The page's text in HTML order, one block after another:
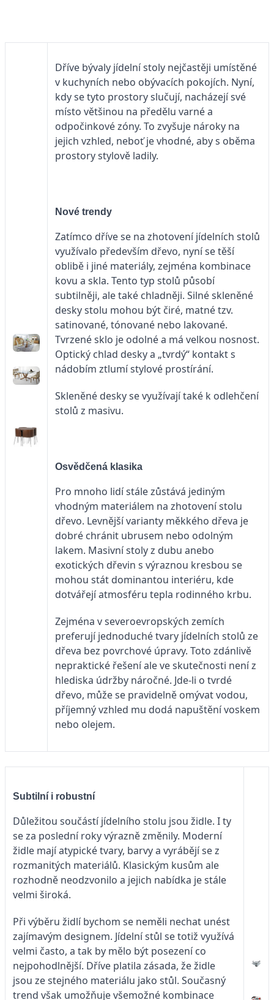
Dříve bývaly jídelní stoly nejčastěji umístěné
v kuchyních nebo obývacích pokojích. Nyní,
kdy se tyto prostory slučují, nacházejí své
místo většinou na předělu varné a
odpočinkové zóny. To zvyšuje nároky na
jejich vzhled, neboť je vhodné, aby s oběma
prostory stylově ladily.
Nové trendy
Zatímco dříve se na zhotovení jídelních stolů
využívalo především dřevo, nyní se těší
oblibě i jiné materiály, zejména kombinace
kovu a skla. Tento typ stolů působí
subtilněji, ale také chladněji. Silné skleněné
desky stolu mohou být čiré, matné tzv.
satinované, tónované nebo lakované.
Tvrzené sklo je odolné a má velkou nosnost.
Optický chlad desky a „tvrdý“ kontakt s
nádobím ztlumí stylové prostírání.
Skleněné desky se využívají také k odlehčení
stolů z masivu.
Osvědčená klasika
Pro mnoho lidí stále zůstává jediným
vhodným materiálem na zhotovení stolu
dřevo. Levnější varianty měkkého dřeva je
dobré chránit ubrusem nebo odolným
lakem. Masivní stoly z dubu anebo
exotických dřevin s výraznou kresbou se
mohou stát dominantou interiéru, kde
dotvářejí atmosféru tepla rodinného krbu.
Zejména v severoevropských zemích
preferují jednoduché tvary jídelních stolů ze
dřeva bez povrchové úpravy. Toto zdánlivě
nepraktické řešení ale ve skutečnosti není z
hlediska údržby náročné. Jde-li o tvrdé
dřevo, může se pravidelně omývat vodou,
příjemný vzhled mu dodá napuštění voskem
nebo olejem.
Subtilní i robustní
Důležitou součástí jídelního stolu jsou židle. I ty
se za poslední roky výrazně změnily. Moderní
židle mají atypické tvary, barvy a vyrábějí se z
rozmanitých materiálů. Klasickým kusům ale
rozhodně neodzvonilo a jejich nabídka je stále
velmi široká.
Při výběru židlí bychom se neměli nechat unést
zajímavým designem. Jídelní stůl se totiž využívá
velmi často, a tak by mělo být posezení co
nejpohodlnější. Dříve platila zásada, že židle
jsou ze stejného materiálu jako stůl. Současný
trend však umožňuje všemožné kombinace